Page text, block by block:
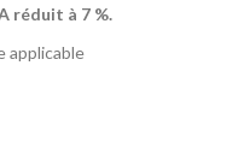
réduit à 7 %.
applicable